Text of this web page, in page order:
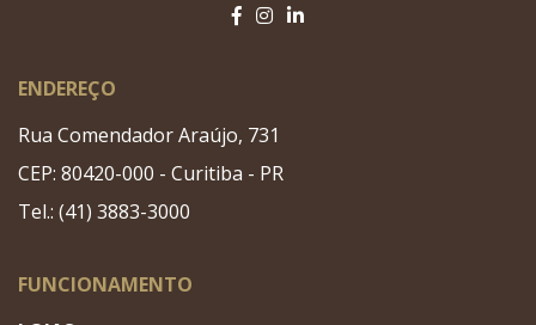
ENDEREÇO
Rua Comendador Araújo, 731
CEP: 80420-000 - Curitiba - PR
Tel.: (41) 3883-3000
FUNCIONAMENTO